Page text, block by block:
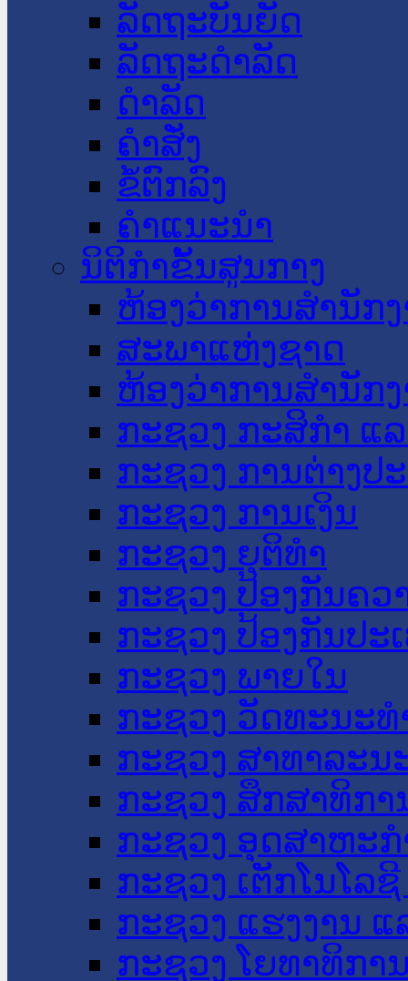
ລັດຖະບັນຍັດ
ລັດຖະດໍາລັດ
ດໍາລັດ
ຄໍາສັ່ງ
ຂໍ້ຕົກລົງ
ຄໍາແນະນໍາ
ນິຕິກໍາຂັ້ນສູນກາງ
ຫ້ອງວ່າການສໍານັກ
ສະພາແຫ່ງຊາດ
ຫ້ອງວ່າການສຳນັກ
ກະຊວງ ກະສິກຳ ແ
ກະຊວງ ການຕ່າງປ
ກະຊວງ ການເງິນ
ກະຊວງ ຍຸຕິທໍາ
ກະຊວງ ປ້ອງກັນຄວ
ກະຊວງ ປ້ອງກັນປະ
ກະຊວງ ພາຍໃນ
ກະຊວງ ວັດທະນະ
ກະຊວງ ສາທາລະນ
ກະຊວງ ສຶກສາທິກາ
ກະຊວງ ອຸດສາຫະ
ກະຊວງ ເຕັກໂນໂລ
ກະຊວງ ແຮງງານ
ກະຊວງ ໂຍທາທິກາ